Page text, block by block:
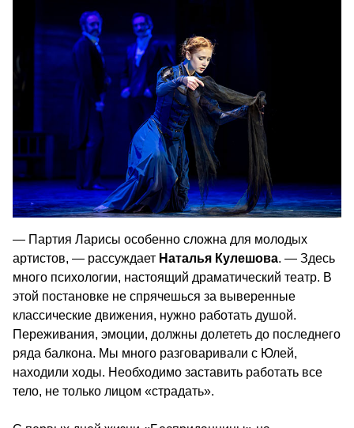
— Партия Ларисы особенно сложна для молодых
артистов, — рассуждает Наталья Кулешова. — Здесь
много психологии, настоящий драматический театр. В
этой постановке не спрячешься за выверенные
классические движения, нужно работать душой.
Переживания, эмоции, должны долететь до последнего
ряда балкона. Мы много разговаривали с Юлей,
находили ходы. Необходимо заставить работать все
тело, не только лицом «страдать».